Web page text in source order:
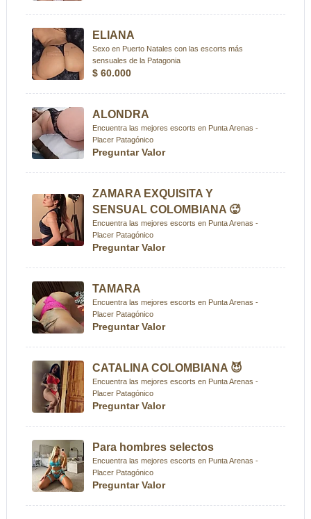
ELIANA
Sexo en Puerto Natales con las escorts más
sensuales de la Patagonia
$ 60.000
ALONDRA
Encuentra las mejores escorts en Punta Arenas -
Placer Patagónico
Preguntar Valor
ZAMARA EXQUISITA Y
SENSUAL COLOMBIANA 🥵
Encuentra las mejores escorts en Punta Arenas -
Placer Patagónico
Preguntar Valor
TAMARA
Encuentra las mejores escorts en Punta Arenas -
Placer Patagónico
Preguntar Valor
CATALINA COLOMBIANA 😈
Encuentra las mejores escorts en Punta Arenas -
Placer Patagónico
Preguntar Valor
Para hombres selectos
Encuentra las mejores escorts en Punta Arenas -
Placer Patagónico
Preguntar Valor